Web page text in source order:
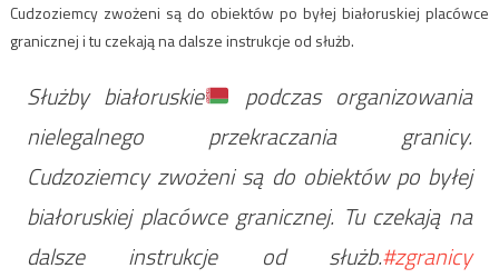
Cudzoziemcy zwożeni są do obiektów po byłej białoruskiej placówce
granicznej i tu czekają na dalsze instrukcje od służb.
Służby białoruskie
podczas organizowania
nielegalnego przekraczania granicy.
Cudzoziemcy zwożeni są do obiektów po byłej
białoruskiej placówce granicznej. Tu czekają na
dalsze instrukcje od służb.#zgranicy